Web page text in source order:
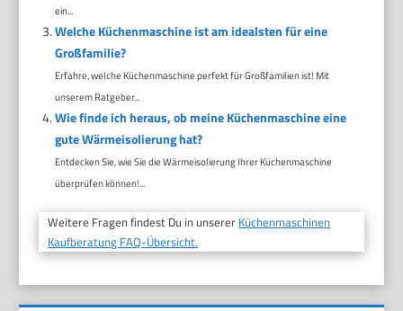
ein...
Welche Küchenmaschine ist am idealsten für eine
Großfamilie?
Erfahre, welche Küchenmaschine perfekt für Großfamilien ist! Mit
unserem Ratgeber...
Wie finde ich heraus, ob meine Küchenmaschine eine
gute Wärmeisolierung hat?
Entdecken Sie, wie Sie die Wärmeisolierung Ihrer Küchenmaschine
überprüfen können!...
Weitere Fragen findest Du in unserer Küchenmaschinen
Kaufberatung FAQ-Übersicht.